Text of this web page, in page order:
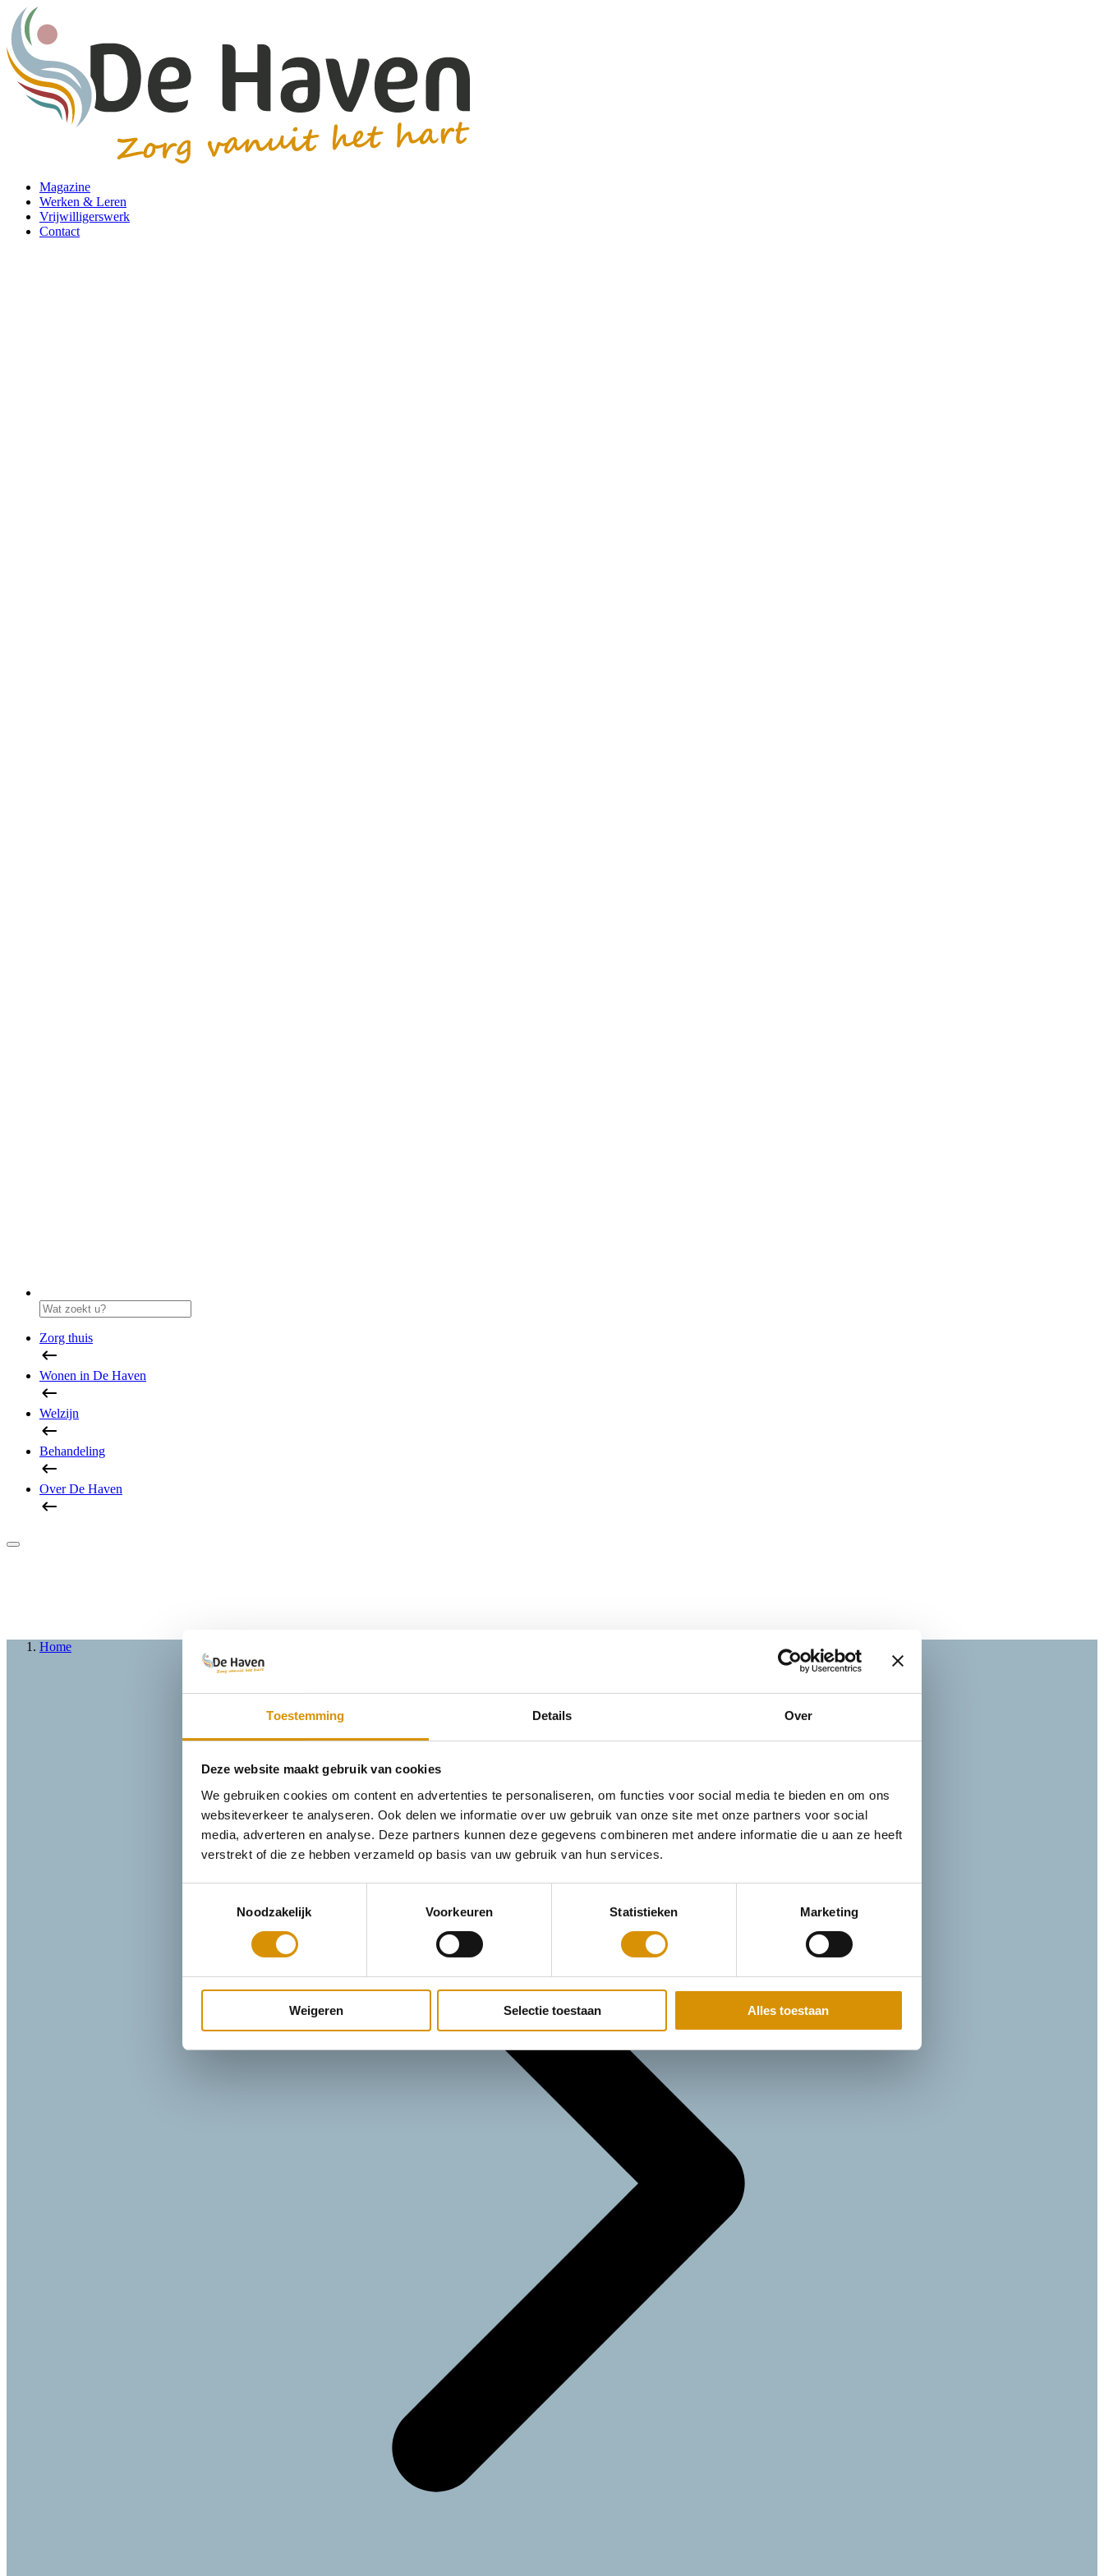
Toestemming Details Over
Deze website maakt gebruik van cookies
We gebruiken cookies om content en advertenties te personaliseren, om functies voor social media te bieden en om ons
websiteverkeer te analyseren. Ook delen we informatie over uw gebruik van onze site met onze partners voor social
media, adverteren en analyse. Deze partners kunnen deze gegevens combineren met andere informatie die u aan ze heeft
verstrekt of die ze hebben verzameld op basis van uw gebruik van hun services.
Noodzakelijk
Voorkeuren Statistieken Marketing
Weigeren Selectie toestaan Alles toestaan
Magazine
Werken & Leren
Vrijwilligerswerk
Contact
Zorg thuis
Wonen in De Haven
Welzijn
Behandeling
Over De Haven
Home